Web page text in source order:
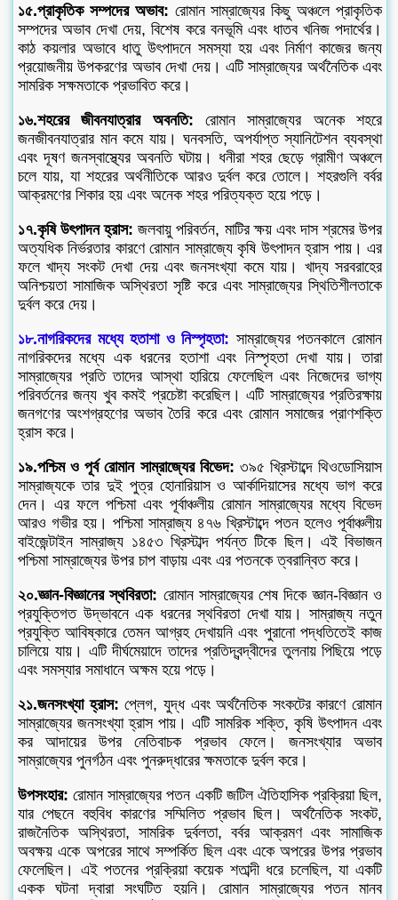
১৫.প্রাকৃতিক সম্পদের অভাব: রোমান সাম্রাজ্যের কিছু অঞ্চলে প্রাকৃতিক
সম্পদের অভাব দেখা দেয়, বিশেষ করে বনভূমি এবং ধাতব খনিজ পদার্থের।
কাঠ কয়লার অভাবে ধাতু উৎপাদনে সমস্যা হয় এবং নির্মাণ কাজের জন্য
প্রয়োজনীয় উপকরণের অভাব দেখা দেয়। এটি সাম্রাজ্যের অর্থনৈতিক এবং
সামরিক সক্ষমতাকে প্রভাবিত করে।
১৬.শহরের জীবনযাত্রার অবনতি: রোমান সাম্রাজ্যের অনেক শহরে
জনজীবনযাত্রার মান কমে যায়। ঘনবসতি, অপর্যাপ্ত স্যানিটেশন ব্যবস্থা
এবং দূষণ জনস্বাস্থ্যের অবনতি ঘটায়। ধনীরা শহর ছেড়ে গ্রামীণ অঞ্চলে
চলে যায়, যা শহরের অর্থনীতিকে আরও দুর্বল করে তোলে। শহরগুলি বর্বর
আক্রমণের শিকার হয় এবং অনেক শহর পরিত্যক্ত হয়ে পড়ে।
১৭.কৃষি উৎপাদন হ্রাস: জলবায়ু পরিবর্তন, মাটির ক্ষয় এবং দাস শ্রমের উপর
অত্যধিক নির্ভরতার কারণে রোমান সাম্রাজ্যে কৃষি উৎপাদন হ্রাস পায়। এর
ফলে খাদ্য সংকট দেখা দেয় এবং জনসংখ্যা কমে যায়। খাদ্য সরবরাহের
অনিশ্চয়তা সামাজিক অস্থিরতা সৃষ্টি করে এবং সাম্রাজ্যের স্থিতিশীলতাকে
দুর্বল করে দেয়।
১৮.নাগরিকদের মধ্যে হতাশা ও নিস্পৃহতা: সাম্রাজ্যের পতনকালে রোমান
নাগরিকদের মধ্যে এক ধরনের হতাশা এবং নিস্পৃহতা দেখা যায়। তারা
সাম্রাজ্যের প্রতি তাদের আস্থা হারিয়ে ফেলেছিল এবং নিজেদের ভাগ্য
পরিবর্তনের জন্য খুব কমই প্রচেষ্টা করেছিল। এটি সাম্রাজ্যের প্রতিরক্ষায়
জনগণের অংশগ্রহণের অভাব তৈরি করে এবং রোমান সমাজের প্রাণশক্তি
হ্রাস করে।
১৯.পশ্চিম ও পূর্ব রোমান সাম্রাজ্যের বিভেদ: ৩৯৫ খ্রিস্টাব্দে থিওডোসিয়াস
সাম্রাজ্যকে তার দুই পুত্র হোনারিয়াস ও আর্কাদিয়াসের মধ্যে ভাগ করে
দেন। এর ফলে পশ্চিমা এবং পূর্বাঞ্চলীয় রোমান সাম্রাজ্যের মধ্যে বিভেদ
আরও গভীর হয়। পশ্চিমা সাম্রাজ্য ৪৭৬ খ্রিস্টাব্দে পতন হলেও পূর্বাঞ্চলীয়
বাইজেন্টাইন সাম্রাজ্য ১৪৫৩ খ্রিস্টাব্দ পর্যন্ত টিকে ছিল। এই বিভাজন
পশ্চিমা সাম্রাজ্যের উপর চাপ বাড়ায় এবং এর পতনকে ত্বরান্বিত করে।
২০.জ্ঞান-বিজ্ঞানের স্থবিরতা: রোমান সাম্রাজ্যের শেষ দিকে জ্ঞান-বিজ্ঞান ও
প্রযুক্তিগত উদ্ভাবনে এক ধরনের স্থবিরতা দেখা যায়। সাম্রাজ্য নতুন
প্রযুক্তি আবিষ্কারে তেমন আগ্রহ দেখায়নি এবং পুরানো পদ্ধতিতেই কাজ
চালিয়ে যায়। এটি দীর্ঘমেয়াদে তাদের প্রতিদ্বন্দ্বীদের তুলনায় পিছিয়ে পড়ে
এবং সমস্যার সমাধানে অক্ষম হয়ে পড়ে।
২১.জনসংখ্যা হ্রাস:প্লেগ, যুদ্ধ এবং অর্থনৈতিক সংকটের কারণে রোমান
সাম্রাজ্যের জনসংখ্যা হ্রাস পায়। এটি সামরিক শক্তি, কৃষি উৎপাদন এবং
কর আদায়ের উপর নেতিবাচক প্রভাব ফেলে। জনসংখ্যার অভাব
সাম্রাজ্যের পুনর্গঠন এবং পুনরুদ্ধারের ক্ষমতাকে দুর্বল করে।
উপসংহার:রোমান সাম্রাজ্যের পতন একটি জটিল ঐতিহাসিক প্রক্রিয়া ছিল,
যার পেছনে বহুবিধ কারণের সম্মিলিত প্রভাব ছিল। অর্থনৈতিক সংকট,
রাজনৈতিক অস্থিরতা, সামরিক দুর্বলতা, বর্বর আক্রমণ এবং সামাজিক
অবক্ষয় একে অপরের সাথে সম্পর্কিত ছিল এবং একে অপরের উপর প্রভাব
ফেলেছিল। এই পতনের প্রক্রিয়া কয়েক শতাব্দী ধরে চলেছিল, যা একটি
একক ঘটনা দ্বারা সংঘটিত হয়নি। রোমান সাম্রাজ্যের পতন মানব